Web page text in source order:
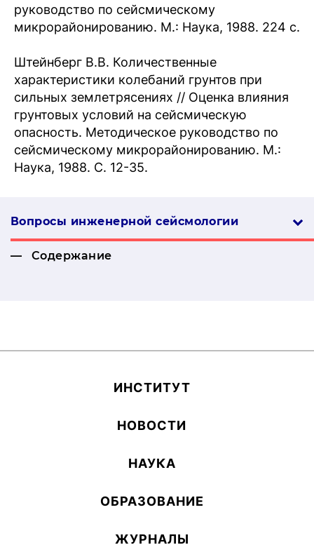
руководство по сейсмическому
микрорайонированию. М.: Наука, 1988. 224 с.
Штейнберг В.В. Количественные
характеристики колебаний грунтов при
сильных землетрясениях // Оценка влияния
грунтовых условий на сейсмическую
опасность. Методическое руководство по
сейсмическому микрорайонированию. М.:
Наука, 1988. С. 12-35.
Вопросы инженерной сей­смо­логии
Содержание
ИН­СТИ­ТУТ
НОВОСТИ
НАУКА
ОБ­РА­ЗОВА­НИЕ
ЖУРНАЛЫ